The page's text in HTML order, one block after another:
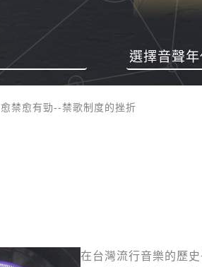
愈禁愈有勁--禁歌制度的挫折
在台灣流行音樂的歷